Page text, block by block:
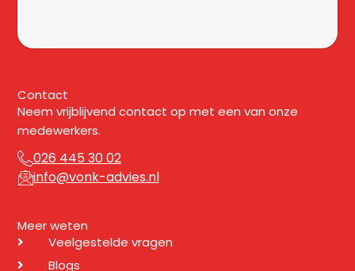
Contact
Neem vrijblijvend contact op met een van onze
medewerkers.
026 445 30 02
info@vonk-advies.nl
Meer weten
Veelgestelde vragen
Blogs